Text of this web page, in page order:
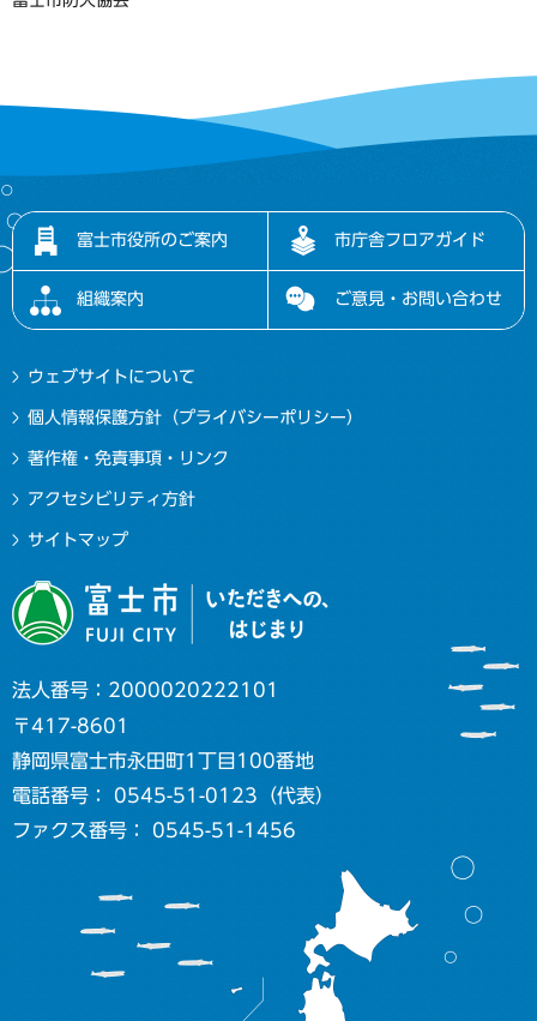
富士市役所のご案内 市庁舎フロアガイド
組織案内 ご意見・お問い合わせ
ウェブサイトについて
個人情報保護方針（プライバシーポリシー）
著作権・免責事項・リンク
アクセシビリティ方針
サイトマップ
法人番号：2000020222101
〒417-8601
静岡県富士市永田町1丁目100番地
電話番号： 0545-51-0123（代表）
ファクス番号： 0545-51-1456